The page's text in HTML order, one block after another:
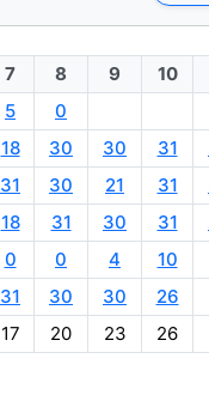
7 8 9 10
5
0
18 30 30 31
31 30 21 31
18 31 30 31
0 0 4 10
31 30 30 26
17 20 23 26